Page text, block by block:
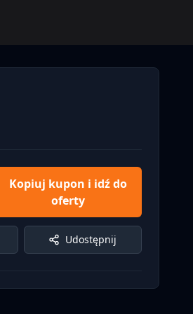
Kopiuj kupon i idź do
oferty
Udostępnij